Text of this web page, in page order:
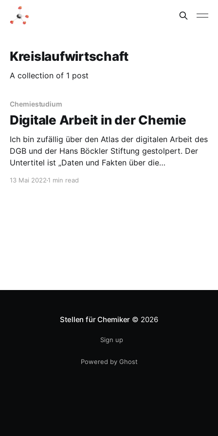
Kreislaufwirtschaft
A collection of 1 post
Chemiestudium
Digitale Arbeit in der Chemie
Ich bin zufällig über den Atlas der digitalen Arbeit des
DGB und der Hans Böckler Stiftung gestolpert. Der
Untertitel ist „Daten und Fakten über die
13 Mai 2022 1 min read
Stellen für Chemiker © 2026
Sign up
Powered by Ghost